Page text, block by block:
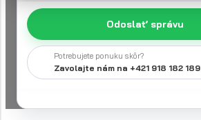
Odoslať správu
Potrebujete ponuku skôr?
Zavolajte nám na +421 918 182 189